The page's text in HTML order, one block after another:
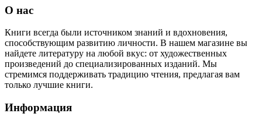
О нас
Книги всегда были источником знаний и вдохновения,
способствующим развитию личности. В нашем магазине вы
найдете литературу на любой вкус: от художественных
произведений до специализированных изданий. Мы
стремимся поддерживать традицию чтения, предлагая вам
только лучшие книги.
Информация